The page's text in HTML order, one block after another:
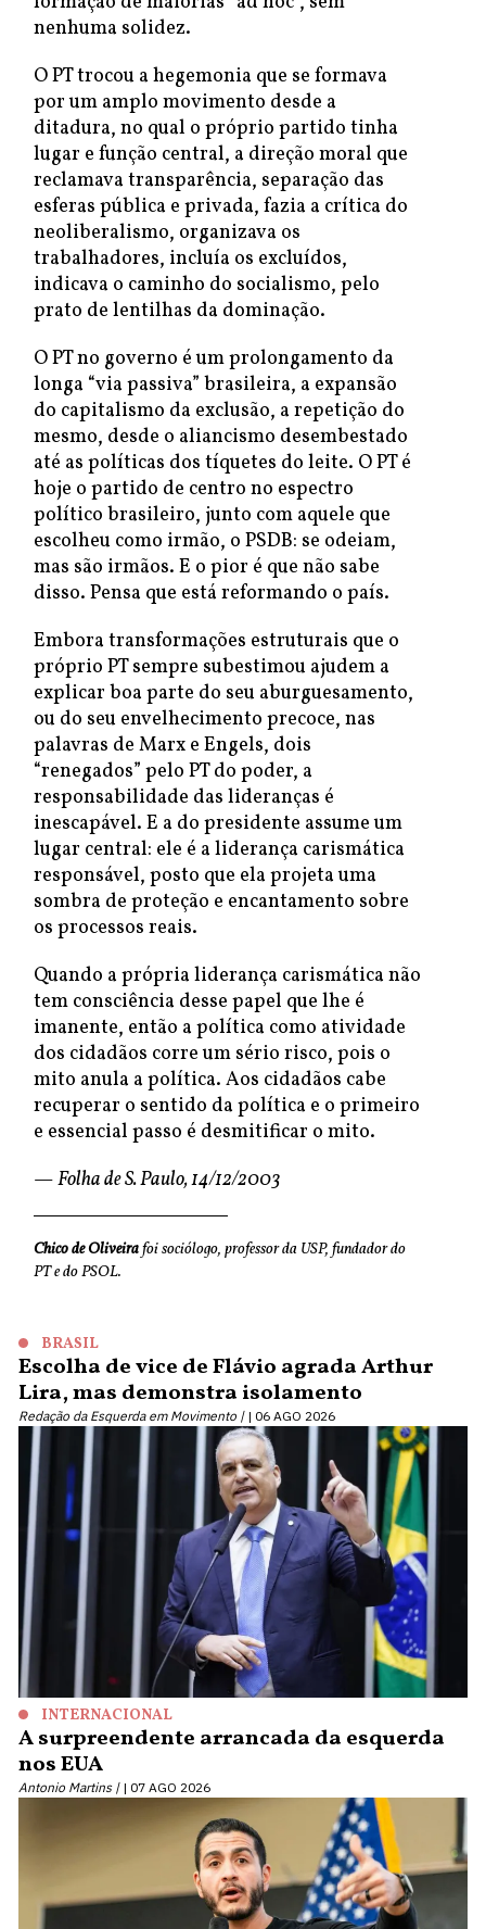
nenhuma solidez.
O PT trocou a hegemonia que se formava
por um amplo movimento desde a
ditadura, no qual o próprio partido tinha
lugar e função central, a direção moral que
reclamava transparência, separação das
esferas pública e privada, fazia a crítica do
neoliberalismo, organizava os
trabalhadores, incluía os excluídos,
indicava o caminho do socialismo, pelo
prato de lentilhas da dominação.
O PT no governo é um prolongamento da
longa “via passiva” brasileira, a expansão
do capitalismo da exclusão, a repetição do
mesmo, desde o aliancismo desembestado
até as políticas dos tíquetes do leite. O PT é
hoje o partido de centro no espectro
político brasileiro, junto com aquele que
escolheu como irmão, o PSDB: se odeiam,
mas são irmãos. E o pior é que não sabe
disso. Pensa que está reformando o país.
Embora transformações estruturais que o
próprio PT sempre subestimou ajudem a
explicar boa parte do seu aburguesamento,
ou do seu envelhecimento precoce, nas
palavras de Marx e Engels, dois
“renegados” pelo PT do poder, a
responsabilidade das lideranças é
inescapável. E a do presidente assume um
lugar central: ele é a liderança carismática
responsável, posto que ela projeta uma
sombra de proteção e encantamento sobre
os processos reais.
Quando a própria liderança carismática não
tem consciência desse papel que lhe é
imanente, então a política como atividade
dos cidadãos corre um sério risco, pois o
mito anula a política. Aos cidadãos cabe
recuperar o sentido da política e o primeiro
e essencial passo é desmitificar o mito.
—Folha de S. Paulo, 14/12/2003
Chico de Oliveirafoi sociólogo, professor da USP, fundador do
PT e do PSOL.
BRASIL
Escolha de vice de Flávio agrada Arthur
Lira, mas demonstra isolamento
Redação da Esquerda em Movimento | 06 AGO 2026
INTERNACIONAL
A surpreendente arrancada da esquerda
nos EUA
Antonio Martins | 07 AGO 2026